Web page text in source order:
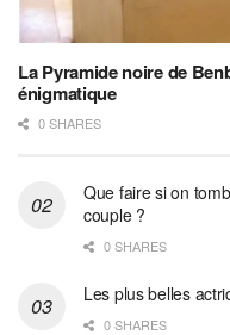
La Pyramide noire de
énigmatique
0 SHARES
Que faire si on
couple ?
0 SHARES
Les plus belles
0 SHARES